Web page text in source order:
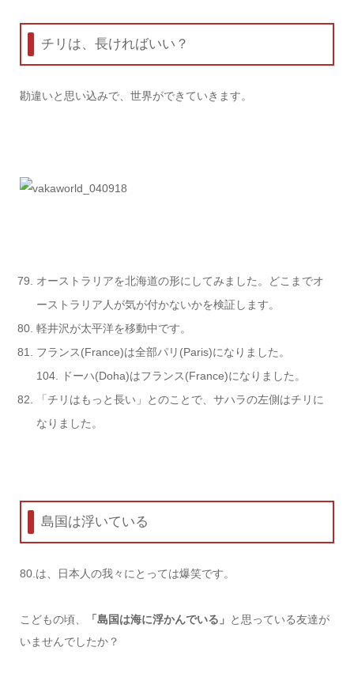
チリは、長ければいい？
勘違いと思い込みで、世界ができていきます。
オーストラリアを北海道の形にしてみました。どこまでオ
ーストラリア人が気が付かないかを検証します。
軽井沢が太平洋を移動中です。
フランス(France)は全部パリ(Paris)になりました。
104. ドーハ(Doha)はフランス(France)になりました。
「チリはもっと長い」とのことで、サハラの左側はチリに
なりました。
島国は浮いている
80.は、日本人の我々にとっては爆笑です。
こどもの頃、 「島国は海に浮かんでいる」 と思っている友達が
いませんでしたか？